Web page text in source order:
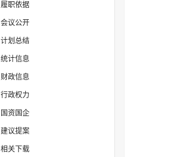
履职依据
会议公开
计划总结
统计信息
财政信息
行政权力
国资国企
建议提案
相关下载